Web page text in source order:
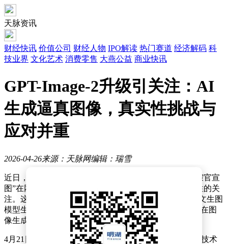
天脉资讯
财经快讯 价值公司 财经人物 IPO解读 热门赛道 经济解码 科
技业界 文化艺术 消费零售 大燕公益 商业快讯
GPT-Image-2升级引关注：AI
生成逼真图像，真实性挑战与
应对并重
2026-04-26来源：天脉网编辑：瑞雪
近日，一则关于苹果公司CEO库克将加入小米汽车的“假官宣
图”在网络上广泛传播，引发了公众对AI生成图片真实性的关
注。这张看似真实的“微博截图”实际上是由最新升级的文生图
模型生成，几乎无法辨别其AI痕迹，凸显了当前AI技术在图
像生成领域的飞速进步。
4月21日，OpenAI发布了GPT-Image-2，标志着图像生成技术